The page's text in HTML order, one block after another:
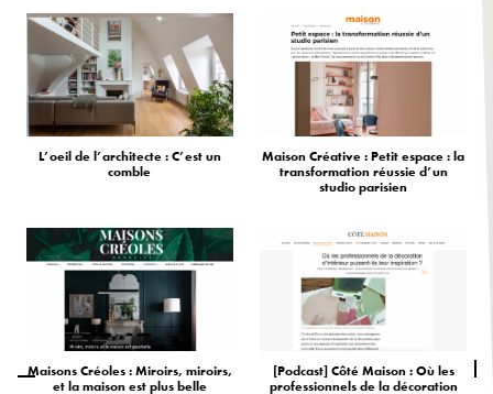
L’oeil de l’architecte : C’est un
comble
Maison Créative : Petit espace : la
transformation réussie d’un
studio parisien
Maisons Créoles : Miroirs, miroirs,
et la maison est plus belle
[Podcast] Côté Maison : Où les
professionnels de la décoration